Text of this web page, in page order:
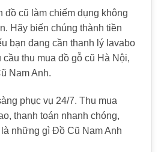
cũ làm chiếm dụng không
Hãy biến chúng thành tiền
bạn đang cần thanh lý lavabo
cầu thu mua đồ gỗ cũ Hà Nội,
Nam Anh.
phục vụ 24/7. Thu mua
thanh toán nhanh chóng,
những gì Đồ Cũ Nam Anh